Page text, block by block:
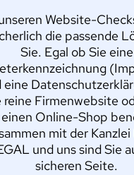
Website-
die passende
Sie. Egal ob Sie eine
eine
reine Firmenwebsite
Online-Shop
mit der Kanzlei
und uns sind Sie
sicheren Seite.